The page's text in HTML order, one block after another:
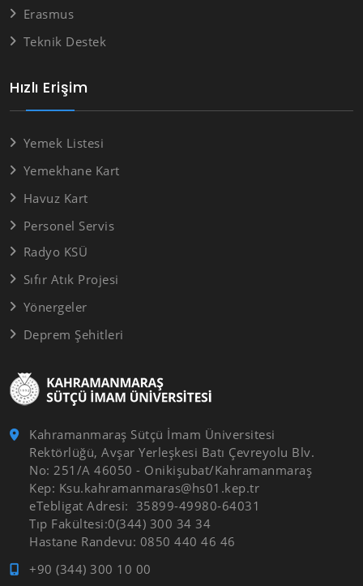
Kahramanmaraş Sütçü İmam Üniversitesi
Rektörlüğü, Avşar Yerleşkesi Batı Çevreyolu Blv.
No: 251/A 46050 - Onikişubat/Kahramanmaraş
Kep: Ksu.kahramanmaras@hs01.kep.tr
eTebligat Adresi: 35899-49980-64031
Tıp Fakültesi:0(344) 300 34 34
Hastane Randevu: 0850 440 46 46
+90 (344) 300 10 00
Hızlı Erişim
Yemek Listesi
Yemekhane Kart
Havuz Kart
Personel Servis
Radyo KSÜ
Sıfır Atık Projesi
Yönergeler
Deprem Şehitleri
Erasmus
Teknik Destek